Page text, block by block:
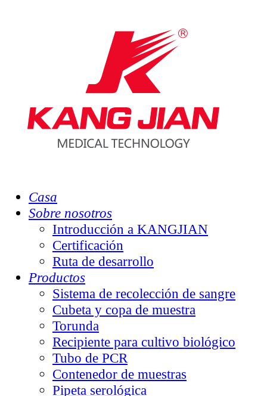
Casa
Sobre nosotros
Introducción a KANGJIAN
Certificación
Ruta de desarrollo
Productos
Sistema de recolección de sangre
Cubeta y copa de muestra
Torunda
Recipiente para cultivo biológico
Tubo de PCR
Contenedor de muestras
Pipeta serológica